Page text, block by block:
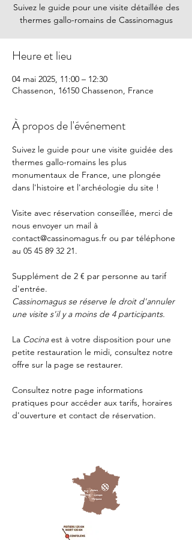
Suivez le guide pour une visite détaillée des
thermes gallo-romains de Cassinomagus
Heure et lieu
04 mai 2025, 11:00 – 12:30
Chassenon, 16150 Chassenon, France
À propos de l'événement
Suivez le guide pour une visite guidée des
thermes gallo-romains les plus
monumentaux de France, une plongée
dans l'histoire et l'archéologie du site !
Visite avec réservation conseillée, merci de
nous envoyer un mail à
contact@cassinomagus.fr ou par téléphone
au 05 45 89 32 21.
Supplément de 2 € par personne au tarif
d'entrée.
Cassinomagus se réserve le droit d'annuler
une visite s'il y a moins de 4 participants.
La Cocina est à votre disposition pour une
petite restauration le midi, consultez notre
offre sur la page se restaurer.
Consultez notre page informations
pratiques pour accéder aux tarifs, horaires
d'ouverture et contact de réservation.